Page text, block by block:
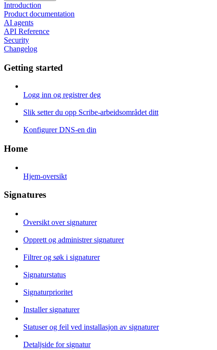
Introduction
Product documentation
AI agents
API Reference
Security
Changelog
Getting started
Logg inn og registrer deg
Slik setter du opp Scribe-arbeidsområdet ditt
Konfigurer DNS-en din
Home
Hjem-oversikt
Signatures
Oversikt over signaturer
Opprett og administrer signaturer
Filtrer og søk i signaturer
Signaturstatus
Signaturprioritet
Installer signaturer
Statuser og feil ved installasjon av signaturer
Detaljside for signatur